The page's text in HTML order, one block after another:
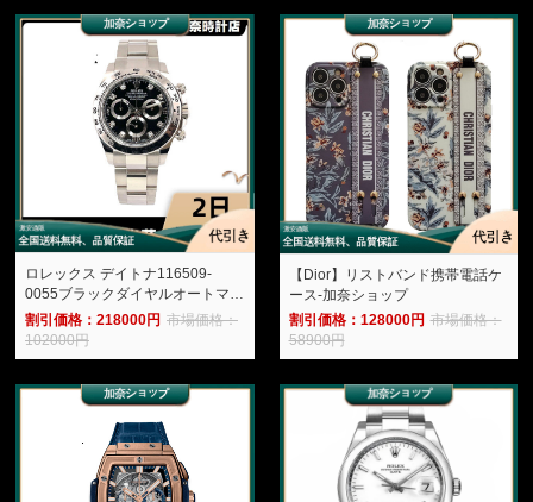
ロレックス デイトナ116509-
0055ブラックダイヤルオートマチ
ック機械式クロノグラフ腕時計-加
奈ショップ
割引価格：218000円 市場価格：
102000円
【Dior】リストバンド携帯電話ケ
ース-加奈ショップ
割引価格：128000円 市場価格：
58900円